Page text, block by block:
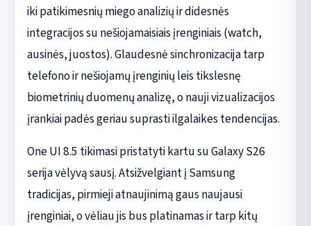
iki patikimesnių miego analizių ir didesnės
integracijos su nešiojamaisiais įrenginiais (watch,
ausinės, juostos). Glaudesnė sinchronizacija tarp
telefono ir nešiojamų įrenginių leis tikslesnę
biometrinių duomenų analizę, o nauji vizualizacijos
įrankiai padės geriau suprasti ilgalaikes tendencijas.
One UI 8.5 tikimasi pristatyti kartu su Galaxy S26
serija vėlyvą sausį. Atsižvelgiant į Samsung
tradicijas, pirmieji atnaujinimą gaus naujausi
įrenginiai, o vėliau jis bus platinamas ir tarp kitų